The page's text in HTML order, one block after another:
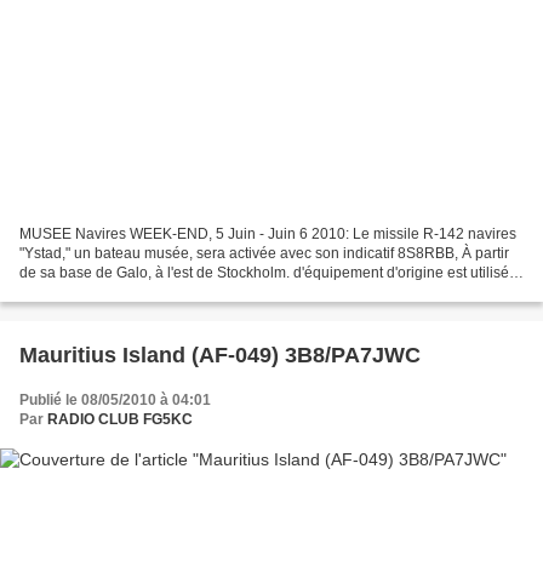
MUSEE Navires WEEK-END, 5 Juin - Juin 6 2010: Le missile R-142 navires
"Ystad," un bateau musée, sera activée avec son indicatif 8S8RBB, À partir
de sa base de Galo, à l'est de Stockholm. d'équipement d'origine est utilisé.
Mauritius Island (AF-049) 3B8/PA7JWC
Publié le 08/05/2010 à 04:01
Par RADIO CLUB FG5KC